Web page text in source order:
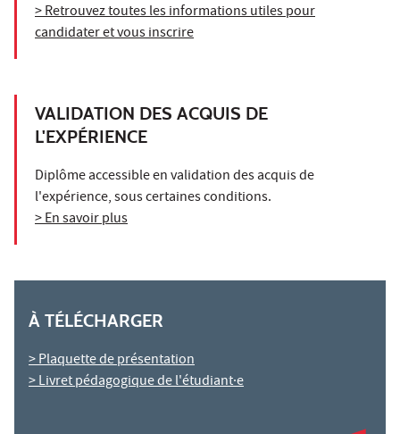
> Retrouvez toutes les informations utiles pour
candidater et vous inscrire
VALIDATION DES ACQUIS DE
L'EXPÉRIENCE
Diplôme accessible en validation des acquis de
l'expérience, sous certaines conditions.
> En savoir plus
À TÉLÉCHARGER
> Plaquette de présentation
> Livret pédagogique de l'étudiant·e